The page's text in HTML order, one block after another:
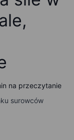
na przeczytanie
surowców